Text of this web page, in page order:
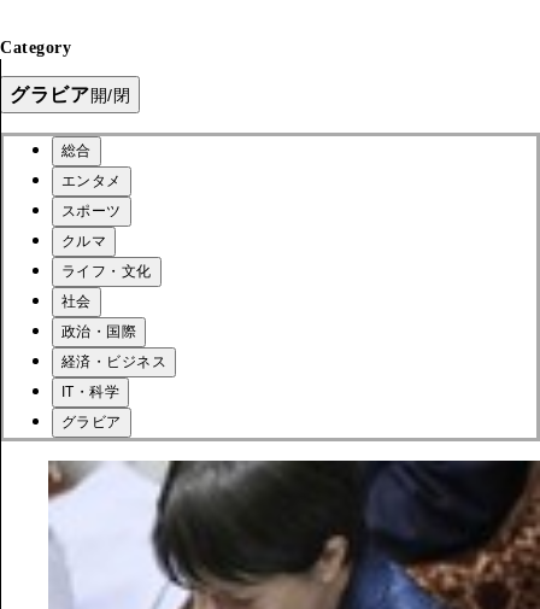
Category
グラビア開/閉
総合
エンタメ
スポーツ
クルマ
ライフ・文化
社会
政治・国際
経済・ビジネス
IT・科学
グラビア